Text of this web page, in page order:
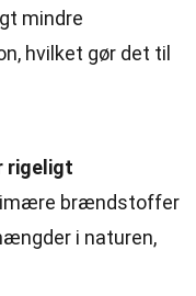
mindre
hvilket gør det til
rigeligt
brændstoffer
i naturen,